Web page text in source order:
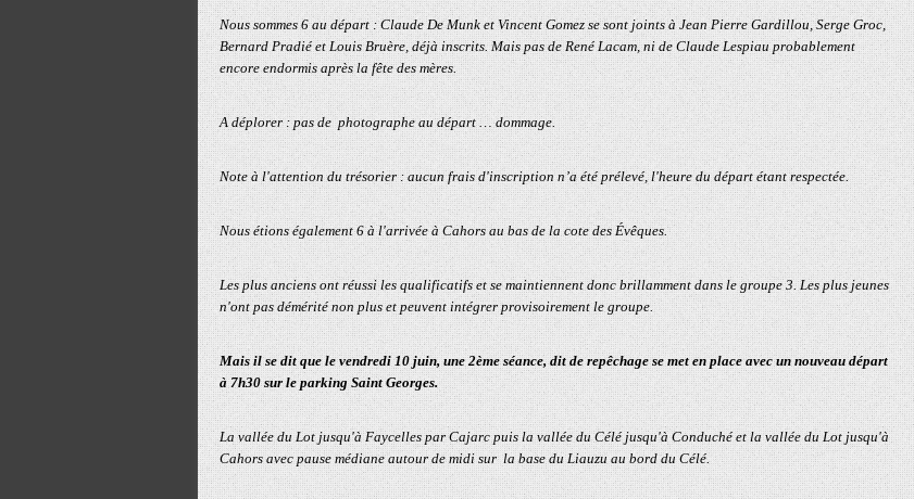
Nous sommes 6 au départ : Claude De Munk et Vincent Gomez se sont joints à Jean Pierre Gardillou, Serge Groc,
Bernard Pradié et Louis Bruère, déjà inscrits. Mais pas de René Lacam, ni de Claude Lespiau probablement
encore endormis après la fête des mères.
A déplorer : pas de photographe au départ … dommage.
Note à l'attention du trésorier : aucun frais d'inscription n’a été prélevé, l'heure du départ étant respectée.
Nous étions également 6 à l'arrivée à Cahors au bas de la cote des Évêques.
Les plus anciens ont réussi les qualificatifs et se maintiennent donc brillamment dans le groupe 3. Les plus jeunes
n'ont pas démérité non plus et peuvent intégrer provisoirement le groupe.
Mais il se dit que le vendredi 10 juin, une 2ème séance, dit de repêchage se met en place avec un nouveau départ
à 7h30 sur le parking Saint Georges.
La vallée du Lot jusqu'à Faycelles par Cajarc puis la vallée du Célé jusqu'à Conduché et la vallée du Lot jusqu'à
Cahors avec pause médiane autour de midi sur la base du Liauzu au bord du Célé.